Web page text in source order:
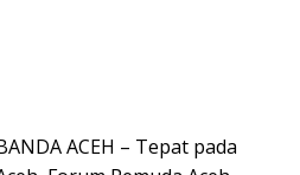
ACEH – Tepat pada